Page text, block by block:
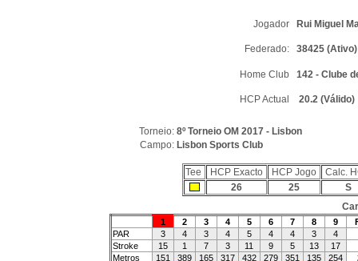
Jogador Rui Miguel
Federado: 38425 (Ativo)
Home Club 142 - Clube
HCP Actual 20.2 (Válido)
Torneio: 8º Torneio OM 2017 - Lisbon
Campo: Lisbon Sports Club
Tee HCP Exacto HCP Jogo
Calc.
26
25
S
1 2 3 4 5 6 7 8 9
PAR
3 4 3 4 5 4 4 3
4
Stroke
15 1 7 3 11 9 5 13
17
Metros
151 389 165 317 432 279 351 135 254